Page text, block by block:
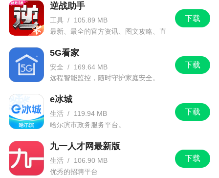
下载
逆战助手
工具 /
105.89 MB
最新、最全的官方资讯、图文攻略、直
下载
5G看家
安全 /
169.64 MB
远程智能监控，随时守护家庭安全。
下载
e冰城
生活 /
119.94 MB
哈尔滨市政务服务平台。
下载
九一人才网最新版
生活 /
106.90 MB
优秀的招聘平台